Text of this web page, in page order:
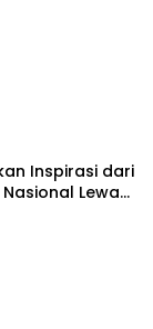
Inspirasi dari
Lewat